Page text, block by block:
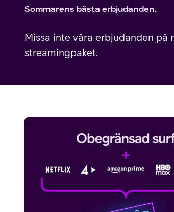
Samsung Galaxy
Google Pixel
Alla mobiltelefoner
Begagnade mobiltelefoner
Sommarens bästa erbjudanden.
Missa inte våra erbjudanden på
streamingpaket.